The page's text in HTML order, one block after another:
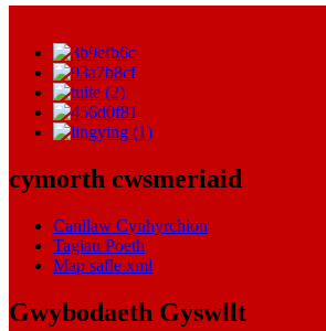
cymorth cwsmeriaid
Canllaw Cynhyrchion
Tagiau Poeth
Map safle.xml
Gwybodaeth Gyswllt